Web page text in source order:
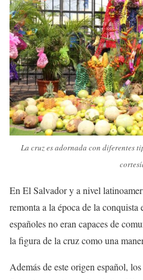
La cruz es adornada con diferentes
En El Salvador y a nivel
remonta a la época de la
españoles no eran capaces de
la figura de la cruz como una
Además de este origen español,